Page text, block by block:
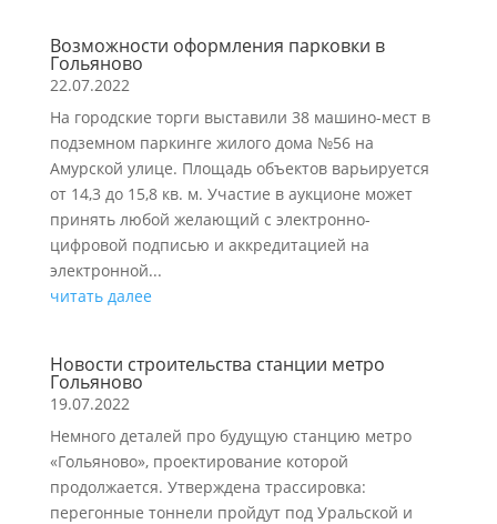
Возможности оформления парковки в
Гольяново
22.07.2022
На городские торги выставили 38 машино-мест в
подземном паркинге жилого дома №56 на
Амурской улице. Площадь объектов варьируется
от 14,3 до 15,8 кв. м. Участие в аукционе может
принять любой желающий с электронно-
цифровой подписью и аккредитацией на
электронной...
читать далее
Новости строительства станции метро
Гольяново
19.07.2022
Немного деталей про будущую станцию метро
«Гольяново», проектирование которой
продолжается. Утверждена трассировка:
перегонные тоннели пройдут под Уральской и